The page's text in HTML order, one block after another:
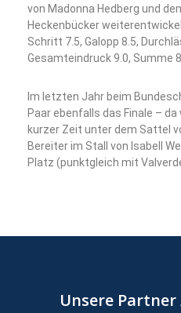
von Madonna Hedberg und
Heckenbücker
Schritt 7.5, Galopp 8.5,
Gesamteindruck 9.0, Summe
Im letzten Jahr beim
Paar ebenfalls das Finale –
kurzer Zeit unter dem Sattel
Bereiter im Stall von Isabell
Platz (punktgleich mit
Unsere